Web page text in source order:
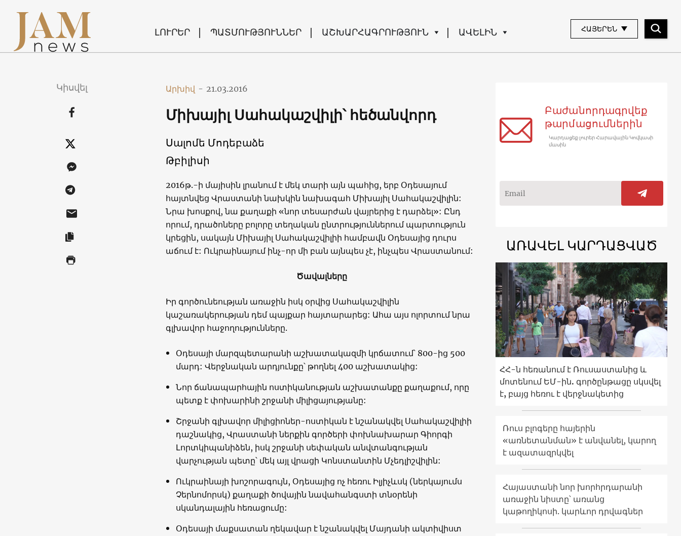
ԼՈՒՐԵՐ ՊԱՏՄՈՒԹՅՈՒՆՆԵՐ ԱՇԽԱՐՀԱԳՐՈՒԹՅՈՒՆ ԱՎԵԼԻՆ ՀԱՅԵՐԵՆ
Կիսվել Արխիվ - 21.03.2016
Միխայիլ Սահակաշվիլի՝ հեծանվորդ
Սալոմե Մոդեբաձե
Թբիլիսի
2016թ.-ի մայիսին լրանում է մեկ տարի այն պահից, երբ Օդեսայում
հայտնվեց Վրաստանի նախկին նախագահ Միխայիլ Սահակաշվիլին:
Նրա խոսքով, նա քաղաքի «նոր տեսարժան վայրերից է դարձել»: Ընդ
որում, դրածոները բոլորը տեղական ընտրություններում պարտություն
կրեցին, սակայն Միխայիլ Սահակաշվիլիի համբավն Օդեսայից դուրս
աճում է: Ուկրաինայում ինչ-որ մի բան այնպես չէ, ինչպես Վրաստանում:
Ծավալները
Իր գործունեության առաջին իսկ օրվից Սահակաշվիլին
կաշառակերության դեմ պայքար հայտարարեց: Ահա այս ոլորտում նրա
գլխավոր հաջողությունները.
Օդեսայի մարզպետարանի աշխատակազմի կրճատում՝ 800-ից 500
մարդ: Վերջնական արդյունքը՝ թողնել 400 աշխատակից:
Նոր ճանապարհային ոստիկանության աշխատանքը քաղաքում, որը
պետք է փոխարինի շրջանի միլիցայությանը:
Շրջանի գլխավոր միլիցիոներ-ոստիկան է նշանակվել Սահակաշվիլիի
դաշնակից, Վրաստանի ներքին գործերի փոխնախարար Գիորգի
Լորտկիպանիձեն, իսկ շրջանի սեփական անվտանգության
վարչության պետը՝ մեկ այլ վրացի Կոնստանտին Մչեդլիշվիլին:
Ուկրաինայի խոշորագույն, Օդեսայից ոչ հեռու Իլյիչևսկ (ներկայումս
Չերնոմորսկ) քաղաքի ծովային նավահանգստի տնօրենի
սկանդալային հեռացումը:
Օդեսայի մաքսատան ղեկավար է նշանակվել Մայդանի ակտիվիստ
Բաժանորդագրվեք
թարմացումներին
Կարդացեք լուրեր Հարավային Կովկասի
մասին
ԱՌԱՎԵԼ ԿԱՐԴԱՑՎԱԾ
ՀՀ-ն հեռանում է Ռուսաստանից և
մոտենում ԵՄ-ին. գործընթացը սկսվել
է, բայց հեռու է վերջնակետից
Ռուս բլոգերը հայերին
«առնետանման» է անվանել, կարող
է ազատազրկվել
Հայաստանի նոր խորհրդարանի
առաջին նիստը՝ առանց
կաթողիկոսի. կարևոր դրվագներ